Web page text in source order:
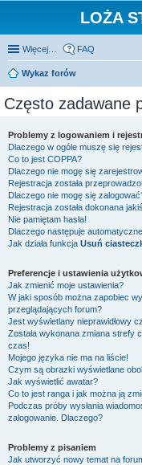
LOŻA
Więcej… FAQ
Wykaz forów
Często zadawane
Problemy z logowaniem i
Dlaczego w ogóle muszę się
Co to jest COPPA?
Dlaczego nie mogę się
Rejestracja została
Dlaczego nie mogę się
Rejestracja została dokonana
Nie pamiętam hasła!
Dlaczego następuje
Jak działa funkcja Usuń
Preferencje i ustawienia
Jak zmienić moje ustawienia?
W jaki sposób można zapobiec
przeglądających forum?
Jest wyświetlany nieprawidłowy
Została wykonana zmiana strefy
czas!
Mojego języka nie ma na liście!
Czym są obrazki wyświetlane
Jak wyświetlić awatar?
Co to jest ranga i jak można ją
Podczas próby wysłania
zalogowanie. Dlaczego?
Problemy z pisaniem
Jak utworzyć nowy temat na